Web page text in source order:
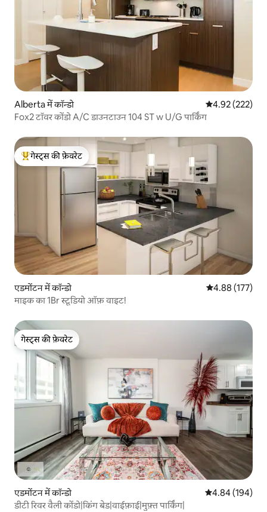
Alberta में कॉन्डो औसत रेटिंग 5 में से
4.92 (222)
Fox2 टॉवर कोंडो A/C डाउनटाउन 104 ST w U/G पार्किंग
गेस्ट्स का टॉप फ़ेवरेट
गेस्ट्स की फ़ेवरेट
एडमोंटन में कॉन्डो औसत रेटिंग 5 में से
4.88 (177)
माइक का 1Br स्टूडियो ऑफ़ वाइट!
गेस्ट्स की फ़ेवरेट
गेस्ट्स की फ़ेवरेट
एडमोंटन में कॉन्डो औसत रेटिंग 5 में से
4.84 (194)
डीटी रिवर वैली कोंडो|किंग बेड|वाईफ़ाई|मुफ़्त पार्किंग|